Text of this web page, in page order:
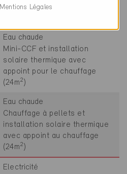
Chaudière à pellets
Eau chaude
Mini-CCF et installation
solaire thermique avec
appoint pour le chauffage
(24m2 )
Eau chaude
Chauffage à pellets et
installation solaire thermique
avec appoint au chauffage
(24m2 )
Electricité
Mentions Légales